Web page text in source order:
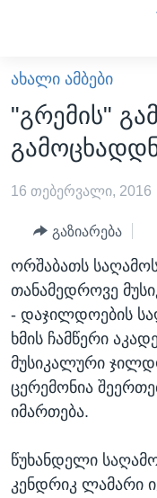
გადადით
მთავარზე
გადადით
მთავარ
გადადით
ძიებაზე
ᲐᲮᲐᲚᲘ ᲐᲛᲑᲔᲑᲘ
ᲡᲐᲥᲐᲠᲗᲕᲔᲚᲝ
ᲐᲨᲨ
ᲐᲨᲨ-ᲘᲡ ᲐᲠᲩᲔᲕᲜᲔᲑᲘ
ᲛᲡᲝᲤᲚᲘᲝ
ᲕᲘᲓᲔᲝᲔᲑᲘ
ᲒᲐᲓᲐᲪᲔᲛᲔᲑᲘ
ᲕᲐᲨᲘᲜᲒᲢᲝᲜᲘ ᲓᲦᲔᲡ
ᲮᲔᲓᲕᲐ
ᲡᲢᲣᲓᲘᲐ ᲕᲐᲨᲘᲜᲒᲢᲝᲜᲘ
ᲡᲮᲕᲐ ᲡᲘᲐᲮᲚᲔᲔᲑᲘ
ᲞᲝᲚᲘᲢᲘᲙᲐ
ᲔᲙᲝᲜᲝᲛᲘᲙᲐ
ᲯᲐᲜᲛᲠᲗᲔᲚᲝᲑᲐ
ᲛᲔᲪᲜᲘᲔᲠᲔᲑᲐ
ᲠᲣᲡᲔᲗᲘᲡ ᲨᲔᲭᲠᲐ
ᲗᲕᲐᲚᲘ ᲒᲕᲐᲓᲔᲕᲜᲔᲗ
ᲐᲮᲐᲚᲘ ᲐᲛᲑᲔᲑᲘ
"გრემის"
16 თებერვალი, 2016
გაზიარება
ორშაბათს
თანამედროვე
- დაჯილდოების
ხმის ჩამწერი
მუსიკალური
ცერემონია
იმართება.
წუხანდელი
კენდრიკ ლამარი